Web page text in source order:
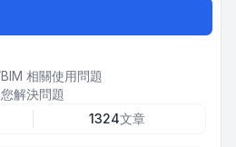
相關使用問題
解決問題
1324文章